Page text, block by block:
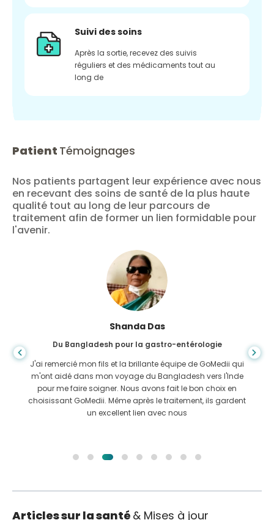
Suivi des soins
Après la sortie, recevez des suivis
réguliers et des médicaments tout au
long de
Patient Témoignages
Nos patients partagent leur expérience avec nous
en recevant des soins de santé de la plus haute
qualité tout au long de leur parcours de
traitement afin de former un lien formidable pour
l'avenir.
Shanda Das
Du Bangladesh pour la gastro-entérologie
J'ai remercié mon fils et la brillante équipe de GoMedii qui
m'ont aidé dans mon voyage du Bangladesh vers l'Inde
pour me faire soigner. Nous avons fait le bon choix en
choisissant GoMedii. Même après le traitement, ils gardent
un excellent lien avec nous
Articles sur la santé & Mises à jour